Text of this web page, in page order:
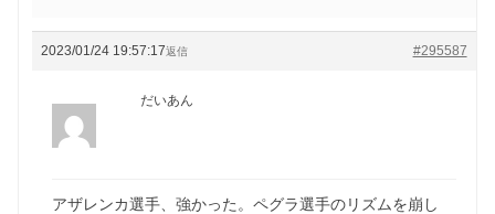
2023/01/24 19:57:17 #295587
返信
だいあん
アザレンカ選手、強かった。ペグラ選手のリズムを崩し